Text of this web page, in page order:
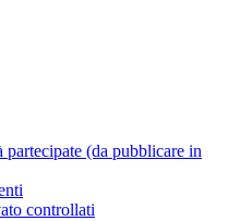
partecipate (da pubblicare in
controllati